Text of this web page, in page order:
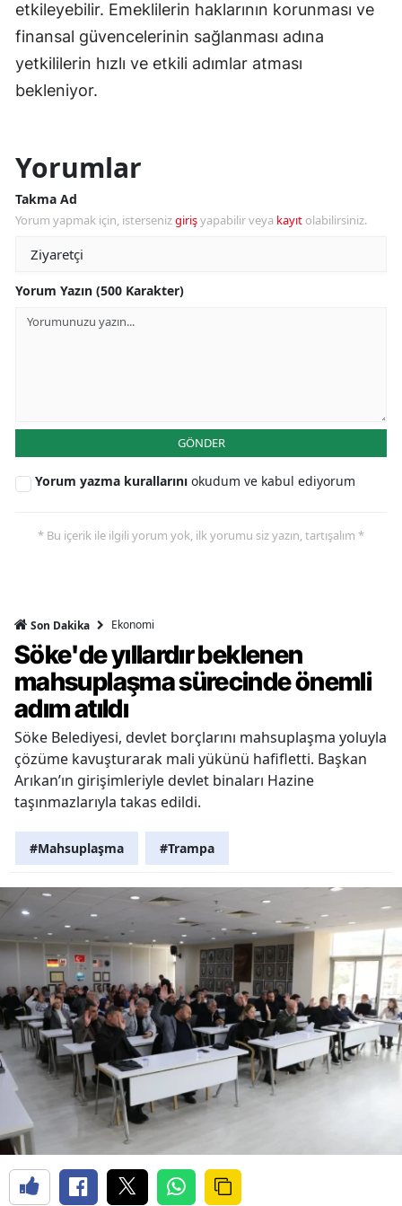
etkileyebilir. Emeklilerin haklarının korunması ve
finansal güvencelerinin sağlanması adına
yetkililerin hızlı ve etkili adımlar atması
bekleniyor.
Yorumlar
Takma Ad
Yorum yapmak için, istersenizgirişyapabilir veya kayıt olabilirsiniz.
Yorum Yazın (500 Karakter)
GÖNDER
Yorum yazma kurallarını okudum ve kabul ediyorum
* Bu içerik ile ilgili yorum yok, ilk yorumu siz yazın, tartışalım *
Son Dakika Ekonomi
Söke'de yıllardır beklenen
mahsuplaşma sürecinde önemli
adım atıldı
Söke Belediyesi, devlet borçlarını mahsuplaşma yoluyla
çözüme kavuşturarak mali yükünü hafifletti. Başkan
Arıkan’ın girişimleriyle devlet binaları Hazine
taşınmazlarıyla takas edildi.
#Mahsuplaşma #Trampa